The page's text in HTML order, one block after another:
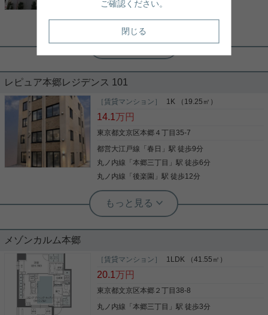
日ホーム株式会社 茗荷谷店 TEL：03-6902-5021
丸ノ内線 「 本郷三丁目
総武線「水道橋」駅 徒歩7分
室内は新しく生まれ変わり、 共用部エントランスも
現在リノベーション中！ 室内設備としては、 浄水
器、食洗機、浴室乾燥機が新しく追加されました！
ペット飼育可能！ 駐車場は応相談となっておりま
でのご相談もお気軽にどうぞ★ 実用春日ホーム株式
会社 茗荷谷店 TEL：03-6902-5021
写真(9)
詳細を見る
レピュア本郷レジデンス 101
［賃貸マンション］ 1K （19.25㎡）
14.1万円
東京都文京区本郷４丁目35-7
都営大江戸線 「春日 」駅 徒歩9分
丸ノ内線 「本郷三丁目 」駅 徒歩6分
丸ノ内線 「後楽園 」駅 徒歩12分
実用春日ホーム 茗荷谷店 松下諒平
システムキッチン ネット使用料不要 敷
ンス」です。文京区立台町第二児童遊園まで215m
です。セキュリティ面は、オートロック・TVインタ
ーホンなどを備え付けているので安心して暮らせま
す。宅配ボックスは時間を問わず荷物を受け取るこ
必要がなくなります。収納はシューズボックス・ク
写真(9)
メゾンカルム本郷
［賃貸マンション］ 1LDK （41.55㎡）
20.1万円
東京都文京区本郷２丁目38-8
丸ノ内線 「本郷三丁目 」駅 徒歩3分
ご確認ください。
閉じる